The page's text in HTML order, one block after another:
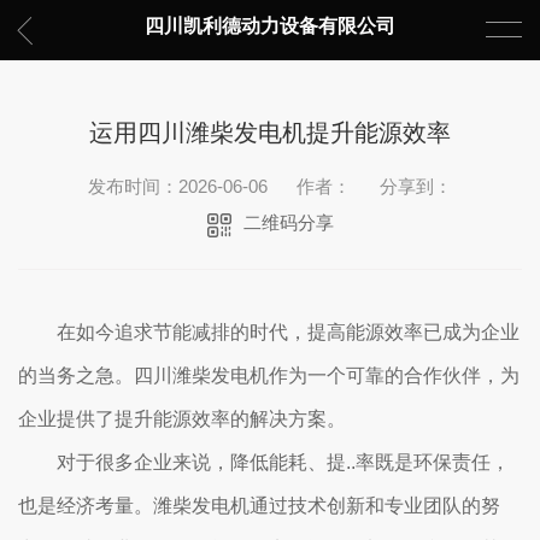
四川凯利德动力设备有限公司
运用四川潍柴发电机提升能源效率
发布时间：2026-06-06 作者：
分享到：
二维码分享
在如今追求节能减排的时代，提高能源效率已成为企业
的当务之急。四川潍柴发电机作为一个可靠的合作伙伴，为
企业提供了提升能源效率的解决方案。
对于很多企业来说，降低能耗、提..率既是环保责任，
也是经济考量。潍柴发电机通过技术创新和专业团队的努